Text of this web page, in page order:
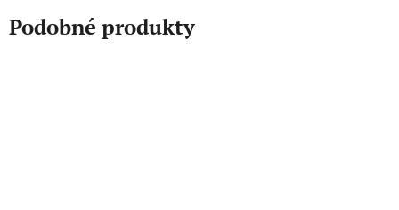
Podobné produkty